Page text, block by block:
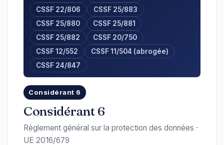
CSSF 22/806
CSSF 25/883
CSSF 25/880
CSSF 25/881
CSSF 25/882
CSSF 20/750
CSSF 12/552
CSSF 11/504 (abrogée)
CSSF 24/847
Considérant 6
Considérant 6
Règlement général sur la protection des données ·
UE 2016/679